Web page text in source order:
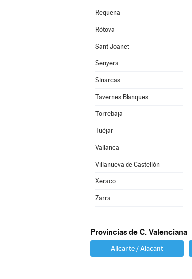
Requena
Rótova
Sant Joanet
Senyera
Sinarcas
Tavernes Blanques
Torrebaja
Tuéjar
Vallanca
Villanueva de Castellón
Xeraco
Zarra
Provincias de C. Valenciana
Alicante / Alacant